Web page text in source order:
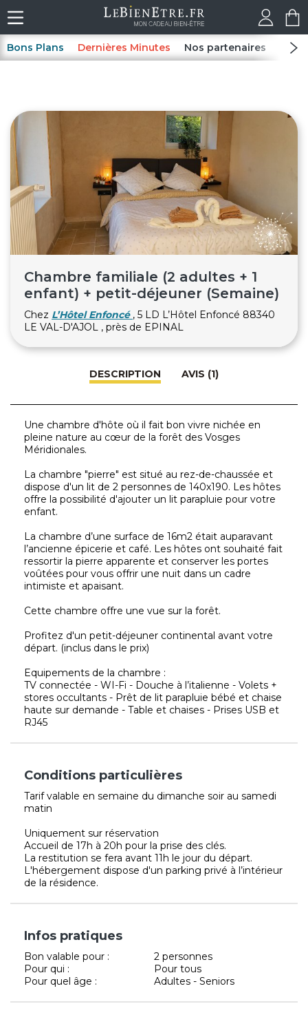
Bons Plans Dernières Minutes Nos partenaires Spas
Chambre familiale (2 adultes + 1
enfant) + petit-déjeuner (Semaine)
Chez L’Hôtel Enfoncé , 5 LD L’Hôtel Enfoncé 88340
LE VAL-D'AJOL , près de EPINAL
DESCRIPTION AVIS (1)
Une chambre d'hôte où il fait bon vivre nichée en
pleine nature au cœur de la forêt des Vosges
Méridionales.
La chambre "pierre" est situé au rez-de-chaussée et
dispose d'un lit de 2 personnes de 140x190. Les hôtes
offre la possibilité d'ajouter un lit parapluie pour votre
enfant.
La chambre d’une surface de 16m2 était auparavant
l’ancienne épicerie et café. Les hôtes ont souhaité fait
ressortir la pierre apparente et conserver les portes
voûtées pour vous offrir une nuit dans un cadre
intimiste et apaisant.
Cette chambre offre une vue sur la forêt.
Profitez d'un petit-déjeuner continental avant votre
départ. (inclus dans le prix)
Equipements de la chambre :
TV connectée - WI-Fi - Douche à l’italienne - Volets +
stores occultants - Prêt de lit parapluie bébé et chaise
haute sur demande - Table et chaises - Prises USB et
RJ45
Conditions particulières
Tarif valable en semaine du dimanche soir au samedi
matin
Uniquement sur réservation
Accueil de 17h à 20h pour la prise des clés.
La restitution se fera avant 11h le jour du départ.
L'hébergement dispose d'un parking privé à l’intérieur
de la résidence.
Infos pratiques
Bon valable pour :
2 personnes
Pour qui :
Pour tous
Pour quel âge :
Adultes - Seniors